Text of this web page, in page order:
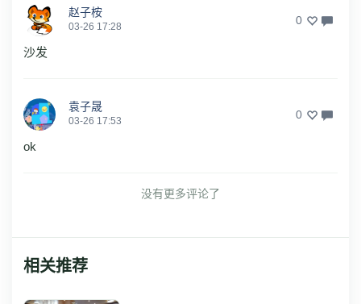
赵子桉
03-26 17:28 0
沙发
袁子晟
03-26 17:53 0
ok
没有更多评论了
相关推荐